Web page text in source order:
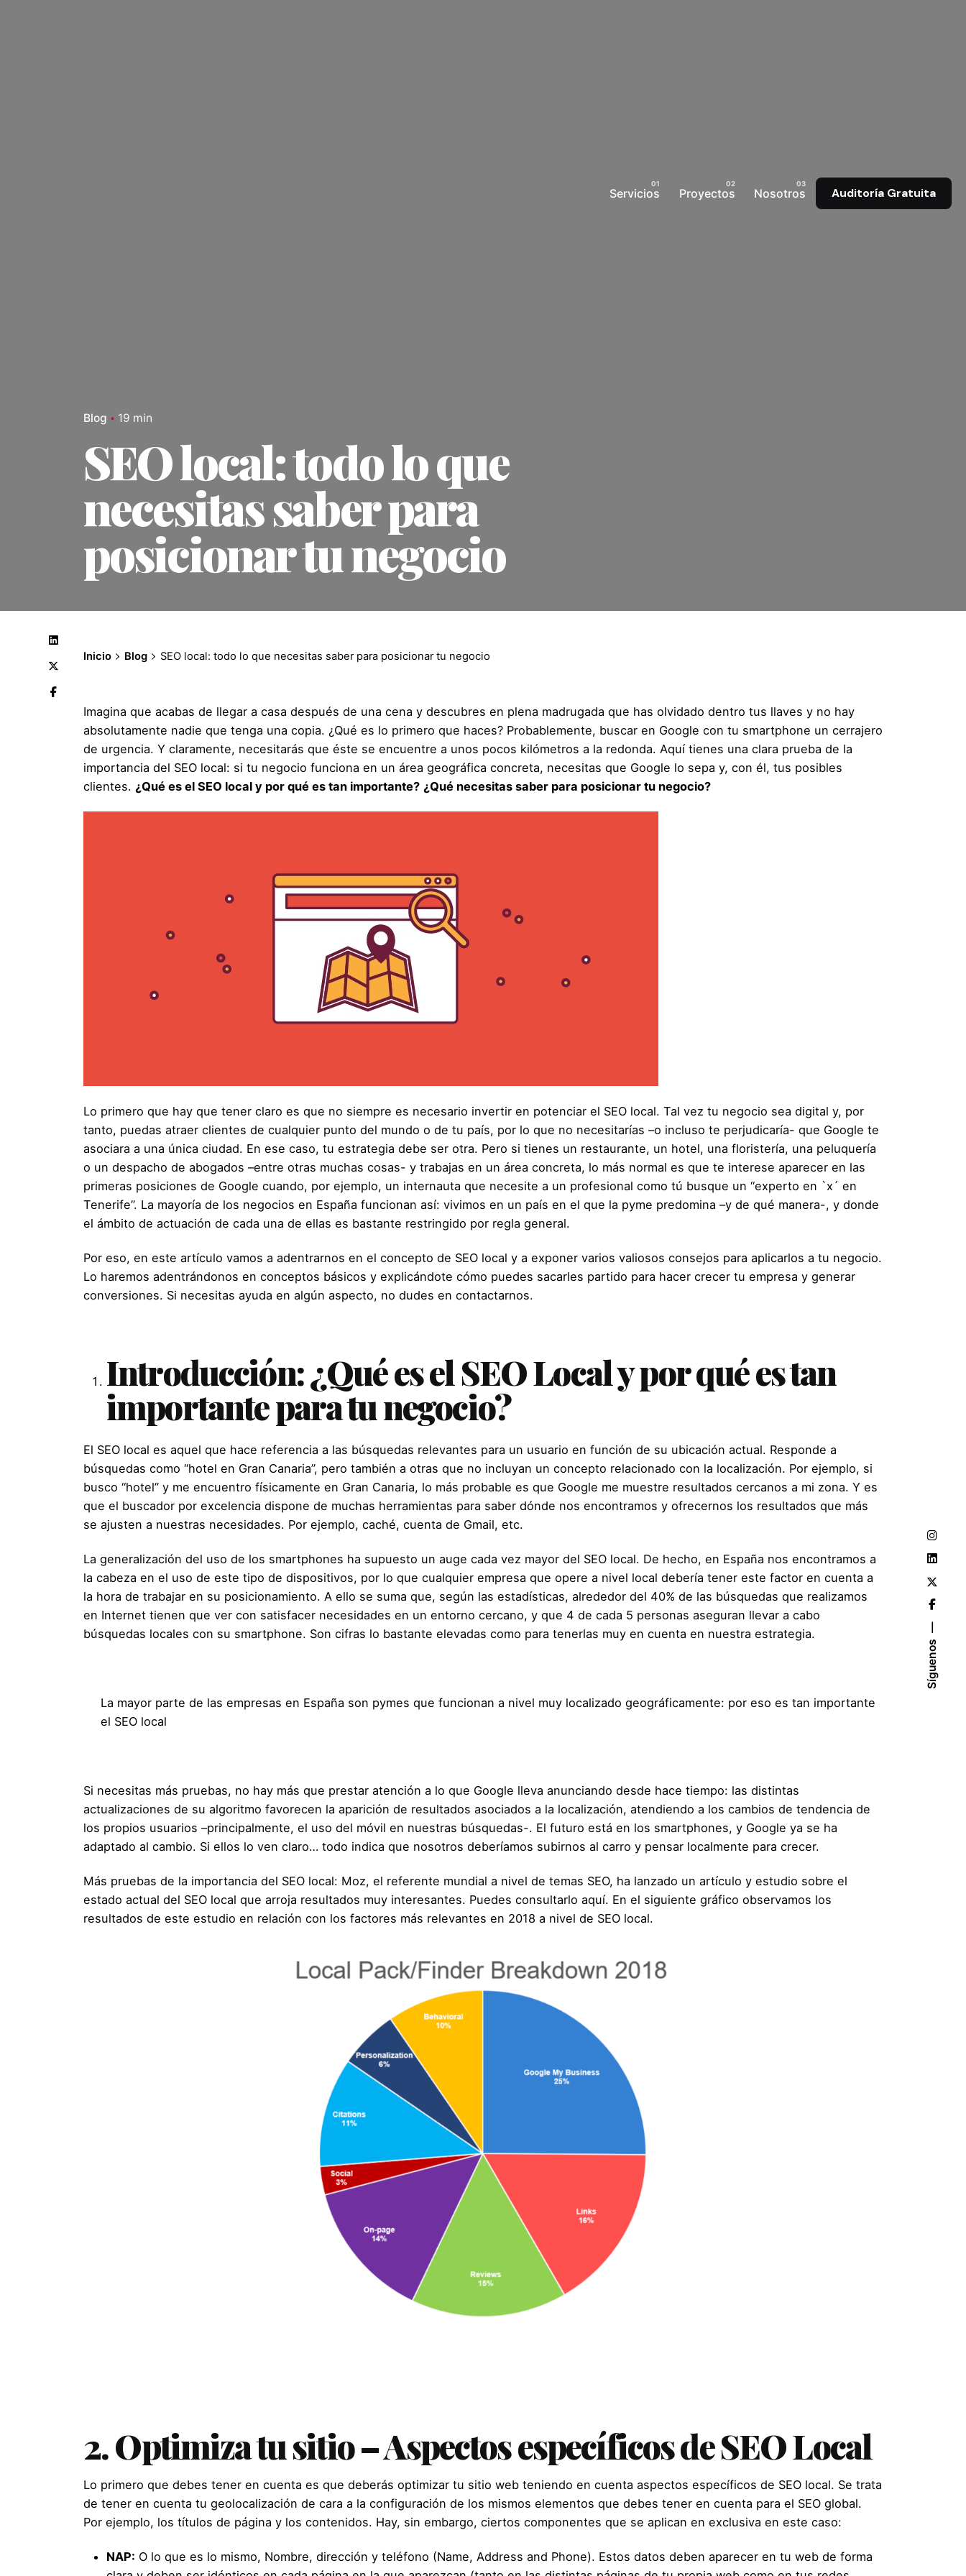
Síguenos
Servicios Proyectos Nosotros Auditoría Gratuita
Blog 19 min
SEO local: todo lo que
necesitas saber para
posicionar tu negocio
Inicio Blog SEO local: todo lo que necesitas saber para posicionar tu negocio
Imagina que acabas de llegar a casa después de una cena y descubres en plena madrugada que has olvidado dentro tus llaves y no hay
absolutamente nadie que tenga una copia. ¿Qué es lo primero que haces? Probablemente, buscar en Google con tu smartphone un cerrajero
de urgencia. Y claramente, necesitarás que éste se encuentre a unos pocos kilómetros a la redonda. Aquí tienes una clara prueba de la
importancia del SEO local: si tu negocio funciona en un área geográfica concreta, necesitas que Google lo sepa y, con él, tus posibles
clientes. ¿Qué es el SEO local y por qué es tan importante? ¿Qué necesitas saber para posicionar tu negocio?
Lo primero que hay que tener claro es que no siempre es necesario invertir en potenciar el SEO local. Tal vez tu negocio sea digital y, por
tanto, puedas atraer clientes de cualquier punto del mundo o de tu país, por lo que no necesitarías –o incluso te perjudicaría- que Google te
asociara a una única ciudad. En ese caso, tu estrategia debe ser otra. Pero si tienes un restaurante, un hotel, una floristería, una peluquería
o un despacho de abogados –entre otras muchas cosas- y trabajas en un área concreta, lo más normal es que te interese aparecer en las
primeras posiciones de Google cuando, por ejemplo, un internauta que necesite a un profesional como tú busque un “experto en `x´ en
Tenerife”. La mayoría de los negocios en España funcionan así: vivimos en un país en el que la pyme predomina –y de qué manera-, y donde
el ámbito de actuación de cada una de ellas es bastante restringido por regla general.
Por eso, en este artículo vamos a adentrarnos en el concepto de SEO local y a exponer varios valiosos consejos para aplicarlos a tu negocio.
Lo haremos adentrándonos en conceptos básicos y explicándote cómo puedes sacarles partido para hacer crecer tu empresa y generar
conversiones. Si necesitas ayuda en algún aspecto, no dudes en contactarnos.
Introducción: ¿Qué es el SEO Local y por qué es tan
importante para tu negocio?
El SEO local es aquel que hace referencia a las búsquedas relevantes para un usuario en función de su ubicación actual. Responde a
búsquedas como “hotel en Gran Canaria”, pero también a otras que no incluyan un concepto relacionado con la localización. Por ejemplo, si
busco “hotel” y me encuentro físicamente en Gran Canaria, lo más probable es que Google me muestre resultados cercanos a mi zona. Y es
que el buscador por excelencia dispone de muchas herramientas para saber dónde nos encontramos y ofrecernos los resultados que más
se ajusten a nuestras necesidades. Por ejemplo, caché, cuenta de Gmail, etc.
La generalización del uso de los smartphones ha supuesto un auge cada vez mayor del SEO local. De hecho, en España nos encontramos a
la cabeza en el uso de este tipo de dispositivos, por lo que cualquier empresa que opere a nivel local debería tener este factor en cuenta a
la hora de trabajar en su posicionamiento. A ello se suma que, según las estadísticas, alrededor del 40% de las búsquedas que realizamos
en Internet tienen que ver con satisfacer necesidades en un entorno cercano, y que 4 de cada 5 personas aseguran llevar a cabo
búsquedas locales con su smartphone. Son cifras lo bastante elevadas como para tenerlas muy en cuenta en nuestra estrategia.
La mayor parte de las empresas en España son pymes que funcionan a nivel muy localizado geográficamente: por eso es tan importante
el SEO local
Si necesitas más pruebas, no hay más que prestar atención a lo que Google lleva anunciando desde hace tiempo: las distintas
actualizaciones de su algoritmo favorecen la aparición de resultados asociados a la localización, atendiendo a los cambios de tendencia de
los propios usuarios –principalmente, el uso del móvil en nuestras búsquedas-. El futuro está en los smartphones, y Google ya se ha
adaptado al cambio. Si ellos lo ven claro… todo indica que nosotros deberíamos subirnos al carro y pensar localmente para crecer.
Más pruebas de la importancia del SEO local: Moz, el referente mundial a nivel de temas SEO, ha lanzado un artículo y estudio sobre el
estado actual del SEO local que arroja resultados muy interesantes. Puedes consultarlo aquí. En el siguiente gráfico observamos los
resultados de este estudio en relación con los factores más relevantes en 2018 a nivel de SEO local.
2. Optimiza tu sitio – Aspectos específicos de SEO Local
Lo primero que debes tener en cuenta es que deberás optimizar tu sitio web teniendo en cuenta aspectos específicos de SEO local. Se trata
de tener en cuenta tu geolocalización de cara a la configuración de los mismos elementos que debes tener en cuenta para el SEO global.
Por ejemplo, los títulos de página y los contenidos. Hay, sin embargo, ciertos componentes que se aplican en exclusiva en este caso:
NAP: O lo que es lo mismo, Nombre, dirección y teléfono (Name, Address and Phone). Estos datos deben aparecer en tu web de forma